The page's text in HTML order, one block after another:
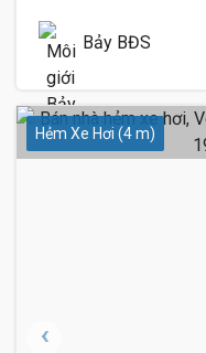
Bảy BĐS
Hẻm Xe Hơi (4 m)